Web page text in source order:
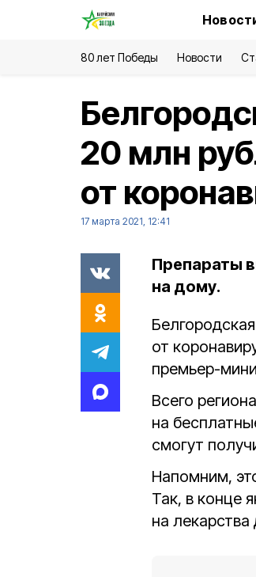
80 лет Победы Новости
20 млн
от
17 марта 2021, 12:41
Препараты
на дому.
от
премьер-
Всего
на
смогут
Напомним,
Так, в конце
на